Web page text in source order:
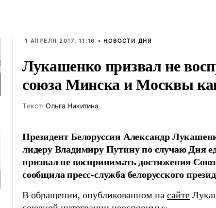
1 АПРЕЛЯ 2017, 11:16 • НОВОСТИ ДНЯ
Лукашенко призвал не
союза Минска и Москвы
Tекст: Ольга Никитина
Президент Белоруссии Александр
лидеру Владимиру Путину по случаю Дня
призвал не воспринимать достижения
сообщила пресс-служба белорусского
В обращении, опубликованном на сайте